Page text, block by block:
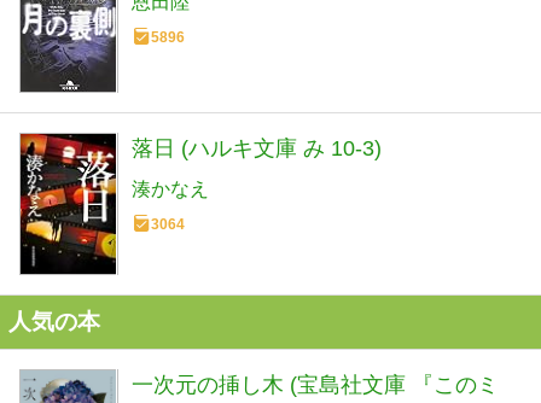
5896
落日 (ハルキ文庫 み 10-3)
湊かなえ
3064
人気の本
一次元の挿し木 (宝島社文庫 『このミ